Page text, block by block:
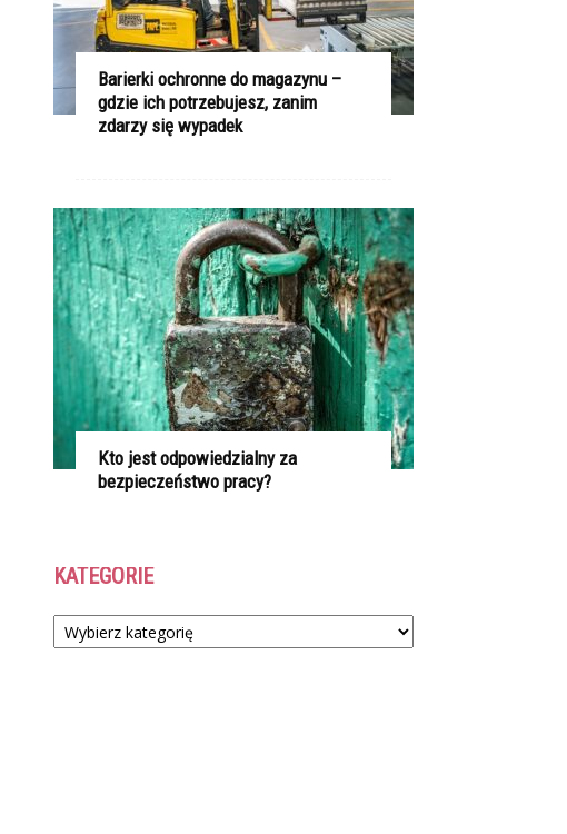
Barierki ochronne do magazynu –
gdzie ich potrzebujesz, zanim
zdarzy się wypadek
Kto jest odpowiedzialny za
bezpieczeństwo pracy?
KATEGORIE
Kategorie